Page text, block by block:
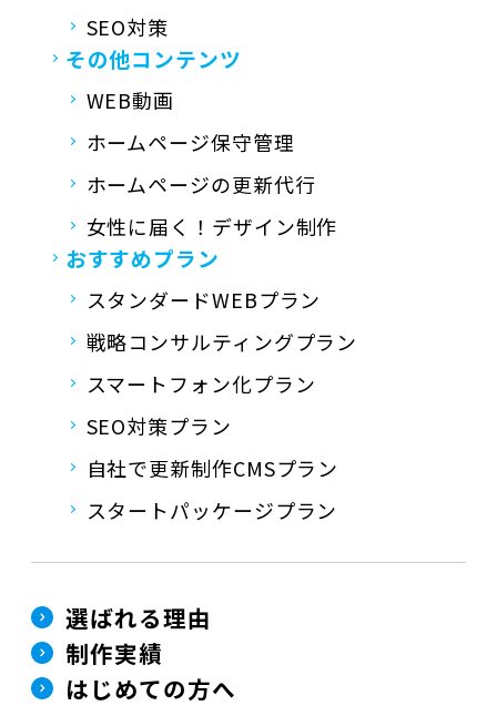
SEO対策
その他コンテンツ
WEB動画
ホームページ保守管理
ホームページの更新代行
女性に届く！デザイン制作
おすすめプラン
スタンダードWEBプラン
戦略コンサルティングプラン
スマートフォン化プラン
SEO対策プラン
自社で更新制作CMSプラン
スタートパッケージプラン
選ばれる理由
制作実績
はじめての方へ